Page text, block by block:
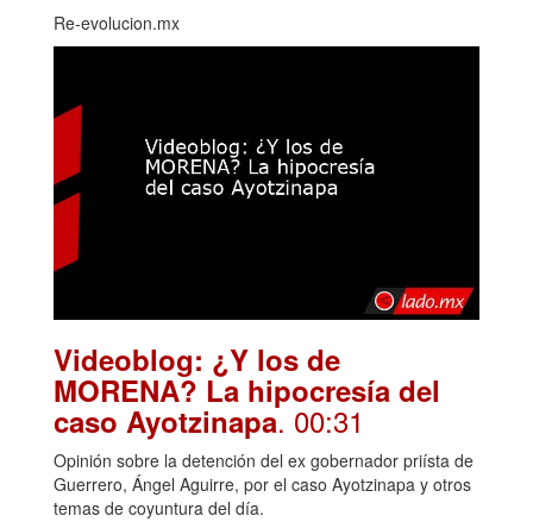
Re-evolucion.mx
Videoblog: ¿Y los de
MORENA? La hipocresía del
caso Ayotzinapa. 00:31
Opinión sobre la detención del ex gobernador priísta de
Guerrero, Ángel Aguirre, por el caso Ayotzinapa y otros
temas de coyuntura del día.